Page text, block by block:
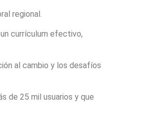
regional.
currículum efectivo,
al cambio y los desafíos
de 25 mil usuarios y que